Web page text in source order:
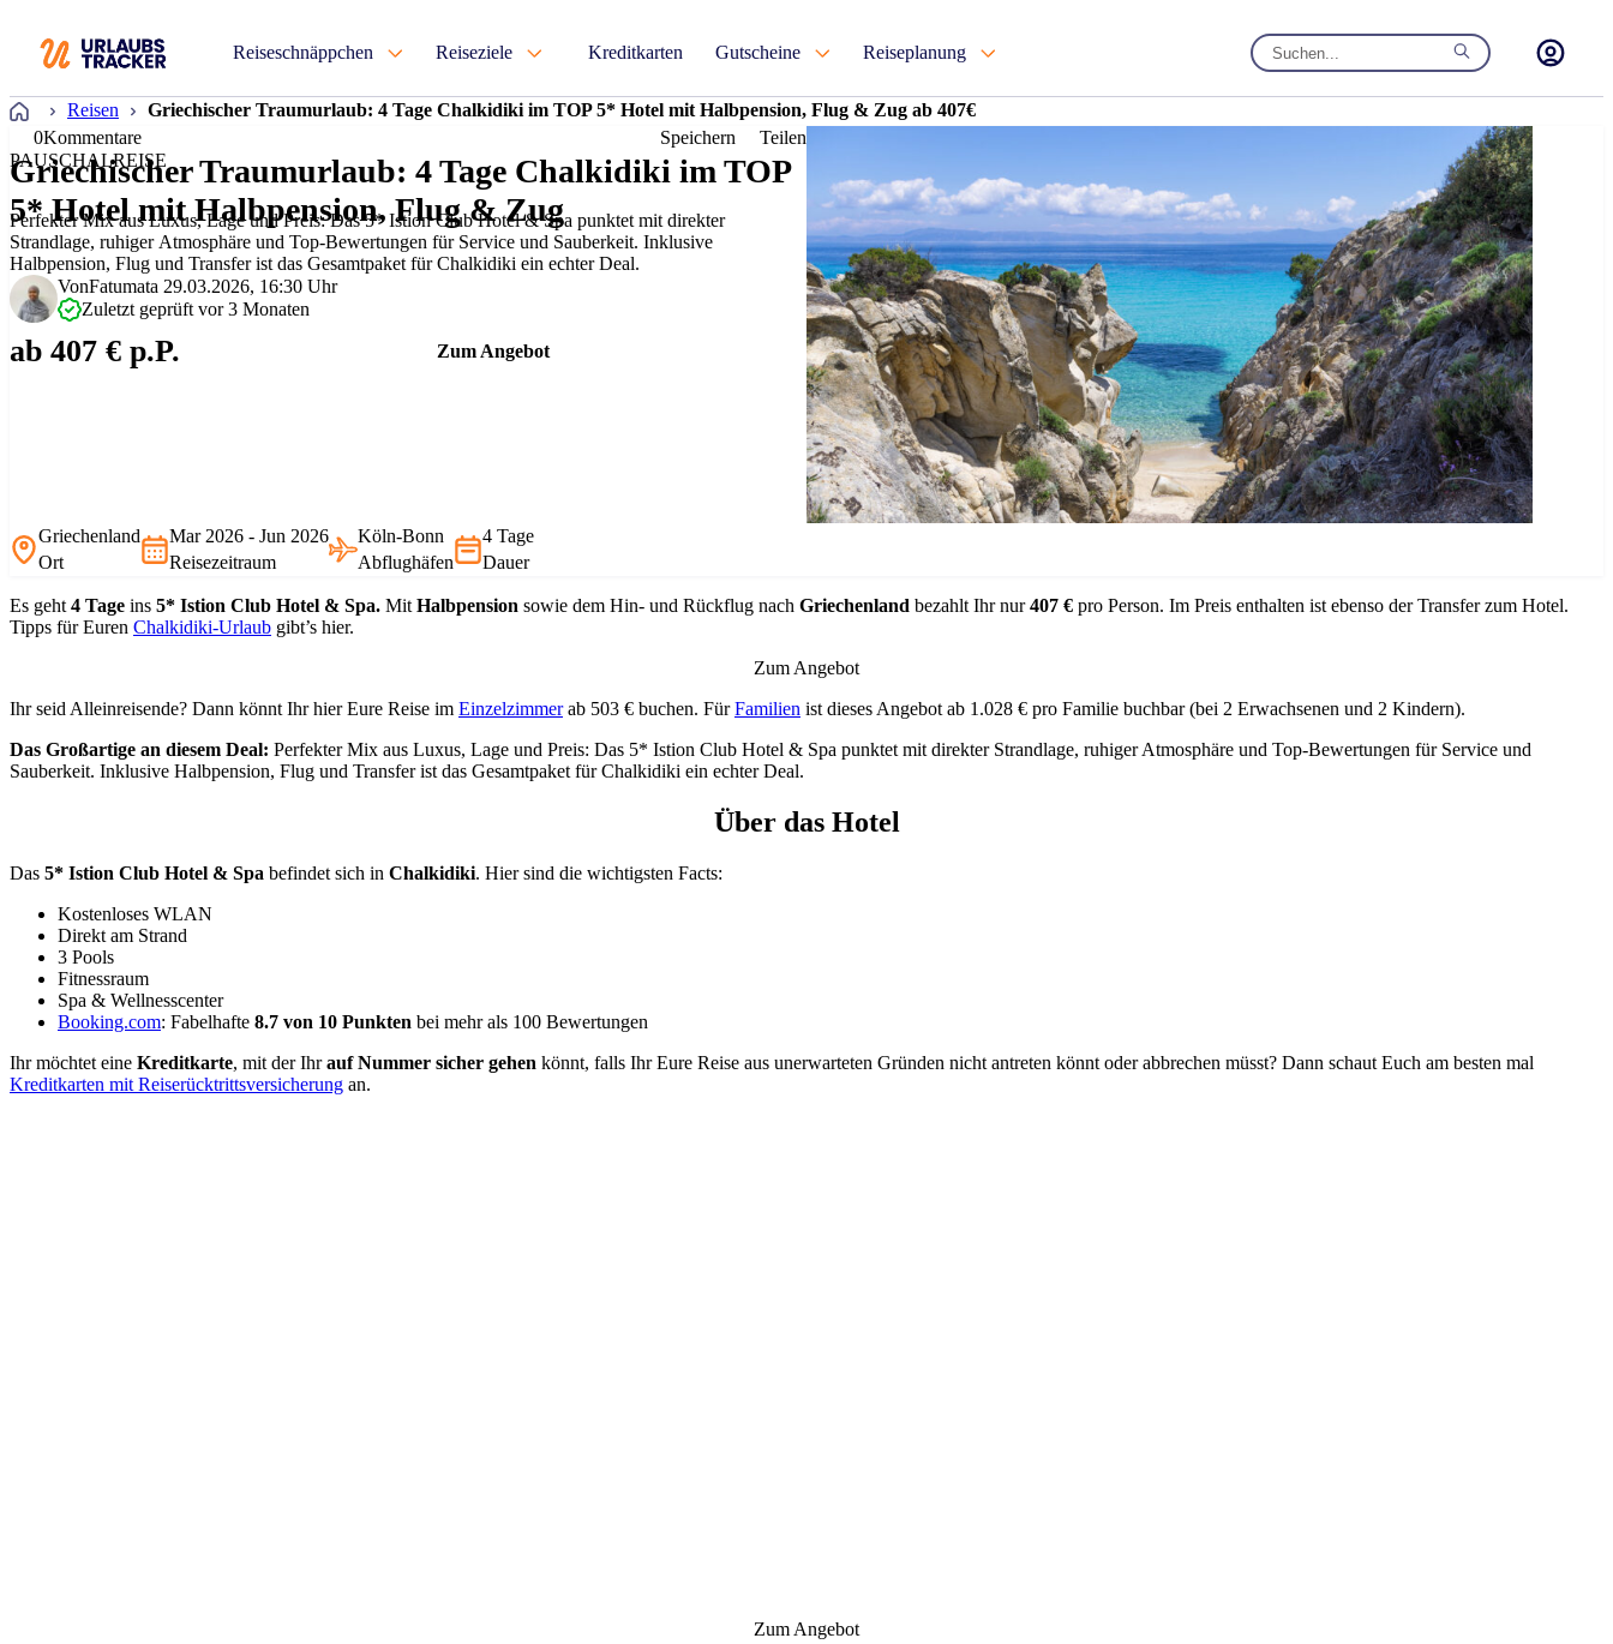
Reiseschnäppchen Reiseziele Kreditkarten Gutscheine Reiseplanung
Startseite
Reisen
Griechischer Traumurlaub: 4 Tage Chalkidiki im TOP 5* Hotel mit Halbpension, Flug & Zug ab 407€
0Kommentare Speichern
Teilen
PAUSCHALREISE
Griechischer Traumurlaub: 4 Tage Chalkidiki im TOP
5* Hotel mit Halbpension, Flug & Zug
Perfekter Mix aus Luxus, Lage und Preis: Das 5* Istion Club Hotel & Spa punktet mit direkter
Strandlage, ruhiger Atmosphäre und Top-Bewertungen für Service und Sauberkeit. Inklusive
Halbpension, Flug und Transfer ist das Gesamtpaket für Chalkidiki ein echter Deal.
VonFatumata 29.03.2026, 16:30 Uhr
Zuletzt geprüft vor 3 Monaten
ab 407 € p.P. Zum Angebot
Griechenland
Ort
Mar 2026 - Jun 2026
Reisezeitraum
Köln-Bonn
Abflughäfen
4 Tage
Dauer
Es geht 4 Tage ins 5* Istion Club Hotel & Spa. Mit Halbpension sowie dem Hin- und Rückflug nach Griechenland bezahlt Ihr nur407 € pro Person. Im Preis enthalten ist ebenso der Transfer zum Hotel.
Tipps für Euren Chalkidiki-Urlaub gibt’s hier.
Zum Angebot
Ihr seid Alleinreisende? Dann könnt Ihr hier Eure Reise im Einzelzimmerab 503 € buchen. FürFamilien ist dieses Angebot ab 1.028 € pro Familie buchbar (bei 2 Erwachsenen und 2 Kindern).
Das Großartige an diesem Deal: Perfekter Mix aus Luxus, Lage und Preis: Das 5* Istion Club Hotel & Spa punktet mit direkter Strandlage, ruhiger Atmosphäre und Top-Bewertungen für Service und
Sauberkeit. Inklusive Halbpension, Flug und Transfer ist das Gesamtpaket für Chalkidiki ein echter Deal.
Über das Hotel
Das 5* Istion Club Hotel & Spa befindet sich in Chalkidiki. Hier sind die wichtigsten Facts:
Kostenloses WLAN
Direkt am Strand
3 Pools
Fitnessraum
Spa & Wellnesscenter
Booking.com: Fabelhafte 8.7 von 10 Punkten bei mehr als 100 Bewertungen
Ihr möchtet eine Kreditkarte, mit der Ihrauf Nummer sicher gehen könnt, falls Ihr Eure Reise aus unerwarteten Gründen nicht antreten könnt oder abbrechen müsst? Dann schaut Euch am besten mal
Kreditkarten mit Reiserücktrittsversicherung an.
Zum Angebot